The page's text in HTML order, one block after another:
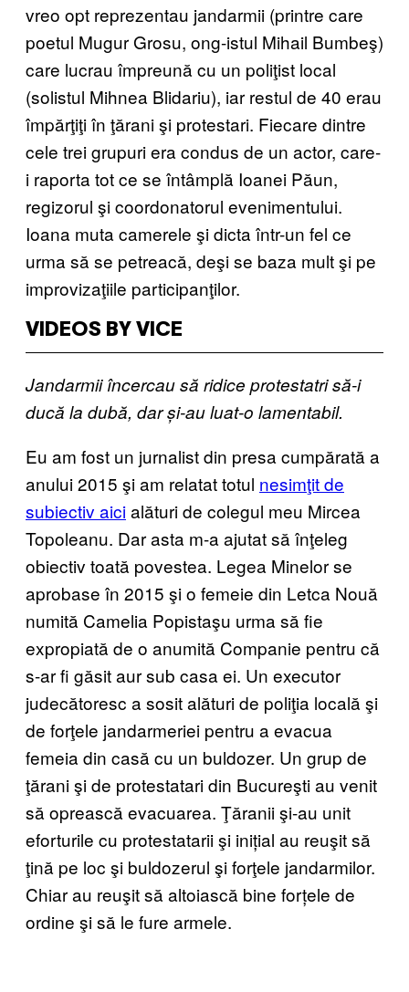
vreo opt reprezentau jandarmii (printre care
poetul Mugur Grosu, ong-istul Mihail Bumbeş)
care lucrau împreună cu un poliţist local
(solistul Mihnea Blidariu), iar restul de 40 erau
împărţiţi în ţărani şi protestari. Fiecare dintre
cele trei grupuri era condus de un actor, care-
i raporta tot ce se întâmplă Ioanei Păun,
regizorul şi coordonatorul evenimentului.
Ioana muta camerele şi dicta într-un fel ce
urma să se petreacă, deşi se baza mult şi pe
improvizaţiile participanţilor.
VIDEOS BY VICE
Jandarmii încercau să ridice protestatri să-i
ducă la dubă, dar și-au luat-o lamentabil.
Eu am fost un jurnalist din presa cumpărată a
anului 2015 şi am relatat totul nesimţit de
subiectiv aicialături de colegul meu Mircea
Topoleanu. Dar asta m-a ajutat să înţeleg
obiectiv toată povestea. Legea Minelor se
aprobase în 2015 şi o femeie din Letca Nouă
numită Camelia Popistaşu urma să fie
expropiată de o anumită Companie pentru că
s-ar fi găsit aur sub casa ei. Un executor
judecătoresc a sosit alături de poliţia locală şi
de forţele jandarmeriei pentru a evacua
femeia din casă cu un buldozer. Un grup de
ţărani şi de protestatari din Bucureşti au venit
să oprească evacuarea. Ţăranii şi-au unit
eforturile cu protestatarii şi inițial au reuşit să
ţină pe loc şi buldozerul şi forţele jandarmilor.
Chiar au reuşit să altoiască bine forțele de
ordine şi să le fure armele.